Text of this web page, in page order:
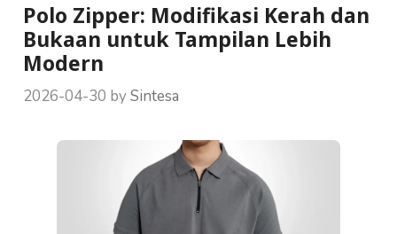
Polo Zipper: Modifikasi Kerah dan
Bukaan untuk Tampilan Lebih
Modern
2026-04-30 bySintesa